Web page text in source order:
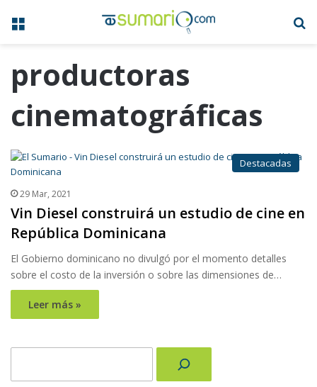
Menú
productoras
cinematográficas
Destacadas
29 Mar, 2021
Vin Diesel construirá un estudio de cine en
República Dominicana
El Gobierno dominicano no divulgó por el momento detalles
sobre el costo de la inversión o sobre las dimensiones de…
Leer más »